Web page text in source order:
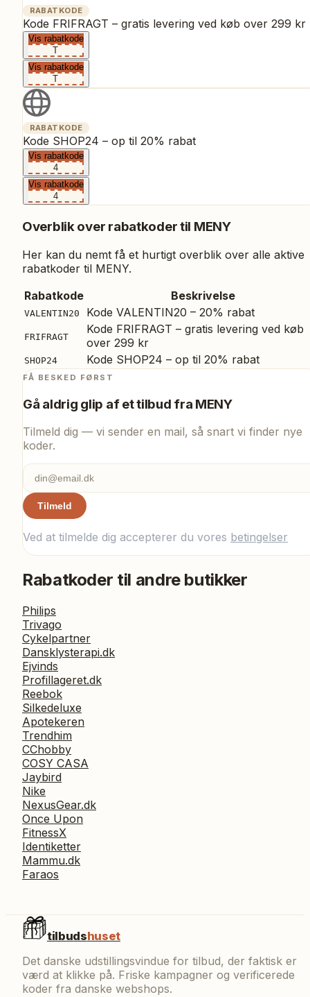
RABATKODE
Kode FRIFRAGT – gratis levering ved køb over 299 kr
Vis rabatkode
T
Vis rabatkode
T
RABATKODE
Kode SHOP24 – op til 20% rabat
Vis rabatkode
4
Vis rabatkode
4
Overblik over rabatkoder til MENY
Her kan du nemt få et hurtigt overblik over alle aktive
rabatkoder til MENY.
Rabatkode
Beskrivelse
VALENTIN20 Kode VALENTIN20 – 20% rabat
FRIFRAGT
Kode FRIFRAGT – gratis levering ved køb
over 299 kr
SHOP24 Kode SHOP24 – op til 20% rabat
FÅ BESKED FØRST
Gå aldrig glip af et tilbud fra MENY
Tilmeld dig — vi sender en mail, så snart vi finder nye
koder.
Tilmeld
Ved at tilmelde dig accepterer du vores betingelser
Rabatkoder til andre butikker
Philips
Trivago
Cykelpartner
Dansklysterapi.dk
Ejvinds
Profillageret.dk
Reebok
Silkedeluxe
Apotekeren
Trendhim
CChobby
COSY CASA
Jaybird
Nike
NexusGear.dk
Once Upon
FitnessX
Identiketter
Mammu.dk
Faraos
tilbudshuset
Det danske udstillingsvindue for tilbud, der faktisk er
værd at klikke på. Friske kampagner og verificerede
koder fra danske webshops.